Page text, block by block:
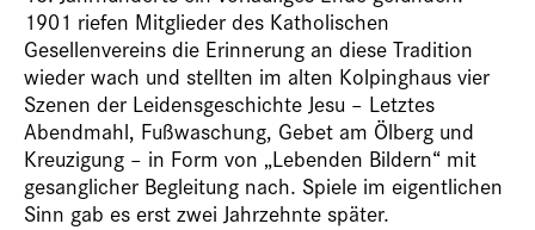
1901 riefen Mitglieder des Katholischen
Gesellenvereins die Erinnerung an diese Tradition
wieder wach und stellten im alten Kolpinghaus vier
Szenen der Leidensgeschichte Jesu – Letztes
Abendmahl, Fußwaschung, Gebet am Ölberg und
Kreuzigung – in Form von „Lebenden Bildern“ mit
gesanglicher Begleitung nach. Spiele im eigentlichen
Sinn gab es erst zwei Jahrzehnte später.